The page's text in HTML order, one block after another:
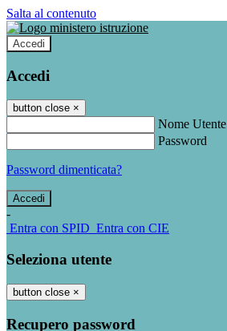
Salta al contenuto
Accedi
Accedi
button close ×
Nome Utente
Password
Password dimenticata?
-
Entra con SPID Entra con CIE
Seleziona utente
button close ×
Recupero password